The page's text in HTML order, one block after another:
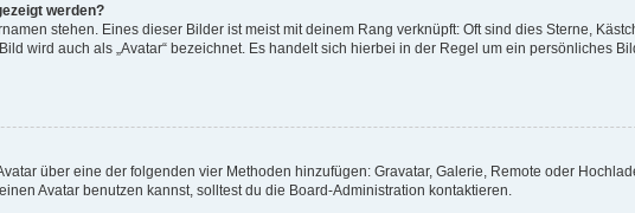
werden?
stehen. Eines dieser Bilder ist meist mit deinem Rang verknüpft: Oft sind dies Sterne,
wird auch als „Avatar“ bezeichnet. Es handelt sich hierbei in der Regel um ein persönliches
über eine der folgenden vier Methoden hinzufügen: Gravatar, Galerie, Remote oder
Avatar benutzen kannst, solltest du die Board-Administration kontaktieren.